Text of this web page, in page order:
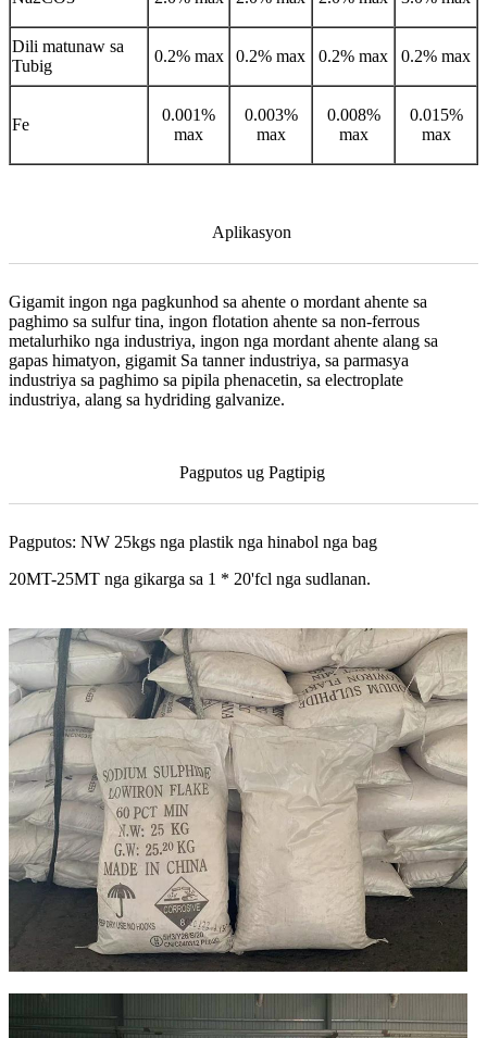
Dili matunaw sa
Tubig
0.2% max 0.2% max 0.2% max 0.2% max
Fe
0.001%
max
0.003%
max
0.008%
max
0.015%
max
Aplikasyon
Gigamit ingon nga pagkunhod sa ahente o mordant ahente sa
paghimo sa sulfur tina, ingon flotation ahente sa non-ferrous
metalurhiko nga industriya, ingon nga mordant ahente alang sa
gapas himatyon, gigamit Sa tanner industriya, sa parmasya
industriya sa paghimo sa pipila phenacetin, sa electroplate
industriya, alang sa hydriding galvanize.
Pagputos ug Pagtipig
Pagputos: NW 25kgs nga plastik nga hinabol nga bag
20MT-25MT nga gikarga sa 1 * 20'fcl nga sudlanan.